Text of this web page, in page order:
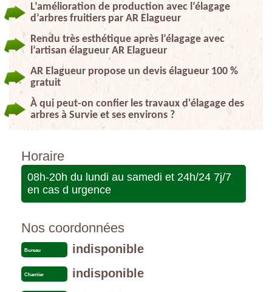
L’amélioration de production avec l’élagage
d’arbres fruitiers par AR Elagueur
Rendu très esthétique après l’élagage avec
l’artisan élagueur AR Elagueur
AR Elagueur propose un devis élagueur 100 %
gratuit
À qui peut-on confier les travaux d'élagage des
arbres à Survie et ses environs ?
Horaire
08h-20h du lundi au samedi et 24h/24 7j/7
en cas d urgence
Nos coordonnées
Bureau indisponible
Chantier indisponible